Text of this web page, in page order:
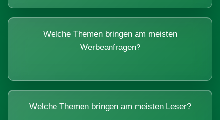
Welche Themen bringen am meisten
Werbeanfragen?
Welche Themen bringen am meisten Leser?